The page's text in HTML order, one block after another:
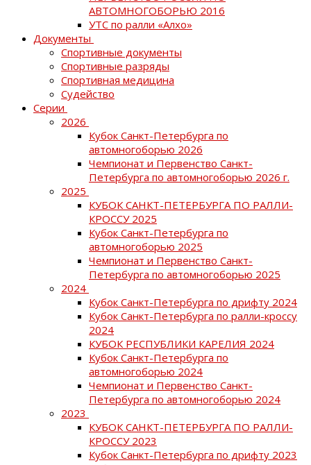
АВТОМНОГОБОРЬЮ 2016
УТС по ралли «Алхо»
Документы
Спортивные документы
Спортивные разряды
Спортивная медицина
Судейство
Серии
2026
Кубок Санкт-Петербурга по
автомногоборью 2026
Чемпионат и Первенство Санкт-
Петербурга по автомногоборью 2026 г.
2025
КУБОК САНКТ-ПЕТЕРБУРГА ПО РАЛЛИ-
КРОССУ 2025
Кубок Санкт-Петербурга по
автомногоборью 2025
Чемпионат и Первенство Санкт-
Петербурга по автомногоборью 2025
2024
Кубок Санкт-Петербурга по дрифту 2024
Кубок Санкт-Петербурга по ралли-кроссу
2024
КУБОК РЕСПУБЛИКИ КАРЕЛИЯ 2024
Кубок Санкт-Петербурга по
автомногоборью 2024
Чемпионат и Первенство Санкт-
Петербурга по автомногоборью 2024
2023
КУБОК САНКТ-ПЕТЕРБУРГА ПО РАЛЛИ-
КРОССУ 2023
Кубок Санкт-Петербурга по дрифту 2023